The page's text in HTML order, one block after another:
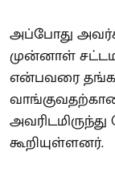
அப்போது
முன்னாள்
என்பவரை
கூறியுள்ளனர்.